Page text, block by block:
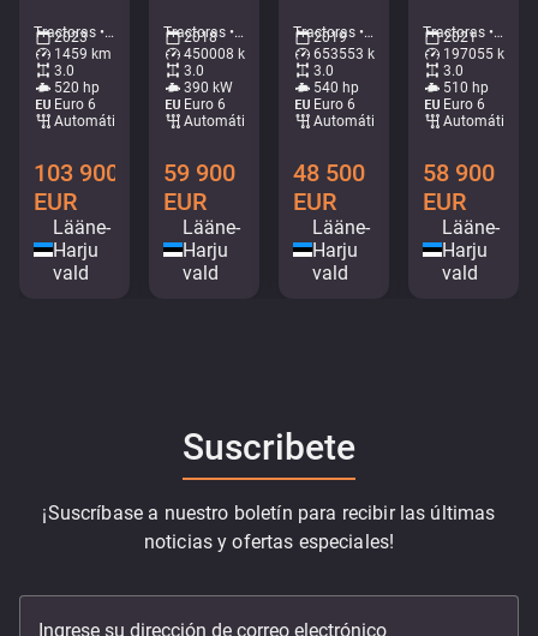
Tractoras • M521-6765
2023
1459 km
3.0
520 hp
Euro 6
Automático
103 900
EUR
Lääne-
Harju
vald
Tractoras • M237-5168
2018
450008 km
3.0
390 kW
Euro 6
Automático
59 900
EUR
Lääne-
Harju
vald
Tractoras • M287-7719
2019
653553 km
3.0
540 hp
Euro 6
Automático
48 500
EUR
Lääne-
Harju
vald
Tractoras • M779-1088
2021
197055 km
3.0
510 hp
Euro 6
Automático
58 900
EUR
Lääne-
Harju
vald
Suscribete
¡Suscríbase a nuestro boletín para recibir las últimas
noticias y ofertas especiales!
Ingrese su dirección de correo electrónico